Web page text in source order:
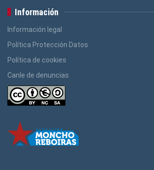
Información
Información legal
Política Protección Datos
Política de cookies
Canle de denuncias